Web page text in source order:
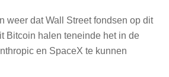
weer dat Wall Street fondsen op dit
Bitcoin halen teneinde het in de
en SpaceX te kunnen